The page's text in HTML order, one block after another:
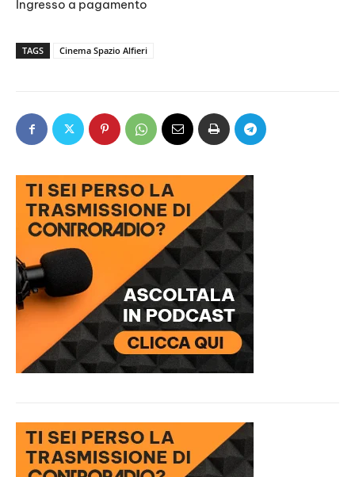
Ingresso a pagamento
TAGS Cinema Spazio Alfieri